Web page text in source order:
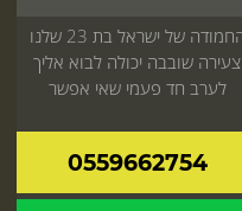
החמודה של ישראל בת 23 שלנו
צעירה שובבה יכולה לבוא אליך
לערב חד פעמי שאי אפשר
0559662754